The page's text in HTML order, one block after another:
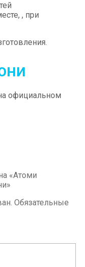
, при
официальном
«Атоми
Обязательные